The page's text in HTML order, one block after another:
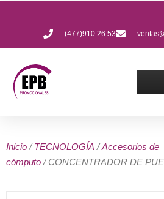
(477)910 26 53
Inicio /TECNOLOGÍA /Accesorios de
cómputo / CONCENTRADOR DE